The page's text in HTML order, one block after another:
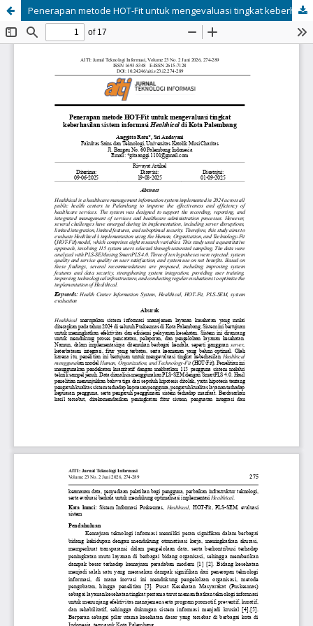
Penerapan metode HOT-Fit untuk mengevaluasi tingkat keberhasilan sistem informasi Healthical di Kota Palembang